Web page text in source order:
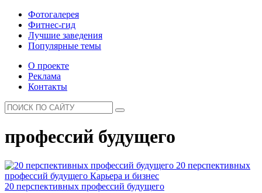
Фотогалерея
Фитнес-гид
Лучшие заведения
Популярные темы
О проекте
Реклама
Контакты
профессий будущего
20 перспективных
профессий будущего Карьера и бизнес
20 перспективных профессий будущего